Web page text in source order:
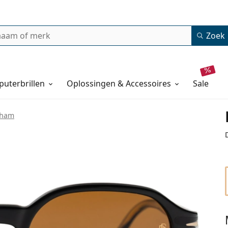
Zoek
Oplossingen & Accessoires sale